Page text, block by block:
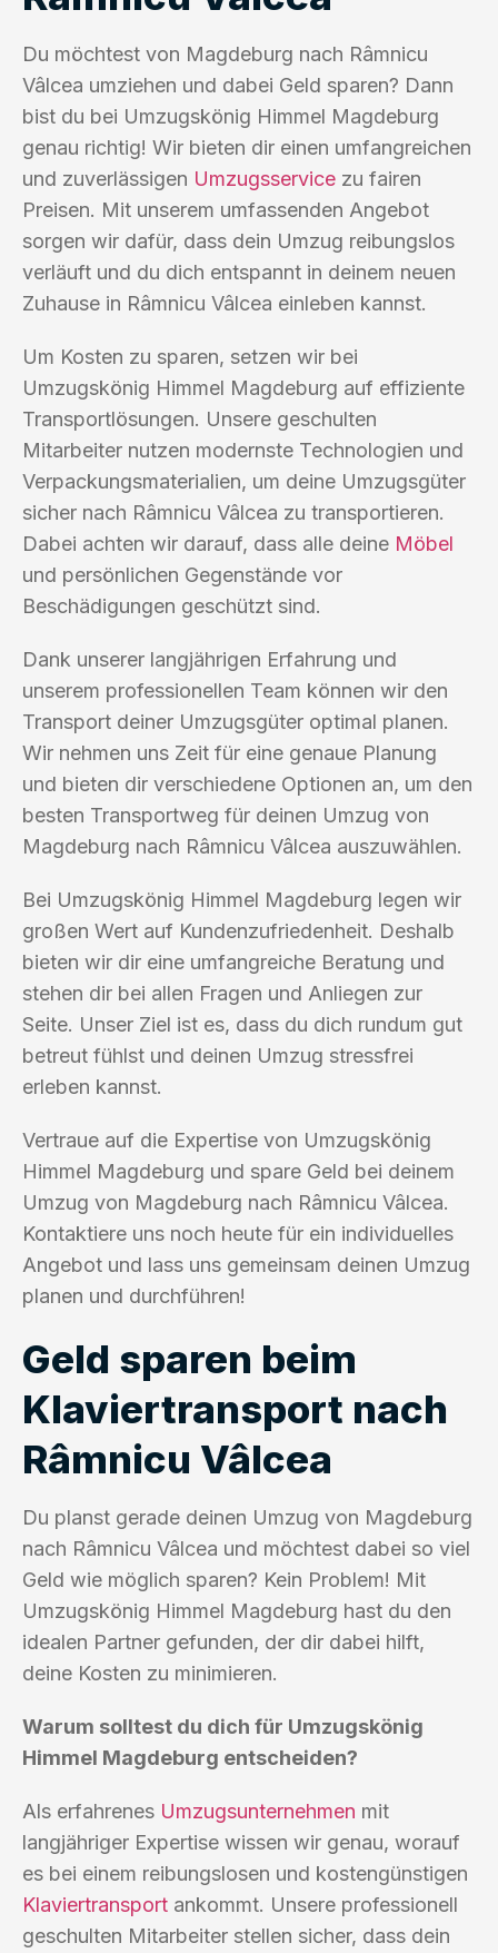
Du möchtest von Magdeburg nach Râmnicu
Vâlcea umziehen und dabei Geld sparen? Dann
bist du bei Umzugskönig Himmel Magdeburg
genau richtig! Wir bieten dir einen umfangreichen
und zuverlässigen Umzugsservice zu fairen
Preisen. Mit unserem umfassenden Angebot
sorgen wir dafür, dass dein Umzug reibungslos
verläuft und du dich entspannt in deinem neuen
Zuhause in Râmnicu Vâlcea einleben kannst.
Um Kosten zu sparen, setzen wir bei
Umzugskönig Himmel Magdeburg auf effiziente
Transportlösungen. Unsere geschulten
Mitarbeiter nutzen modernste Technologien und
Verpackungsmaterialien, um deine Umzugsgüter
sicher nach Râmnicu Vâlcea zu transportieren.
Dabei achten wir darauf, dass alle deine Möbel
und persönlichen Gegenstände vor
Beschädigungen geschützt sind.
Dank unserer langjährigen Erfahrung und
unserem professionellen Team können wir den
Transport deiner Umzugsgüter optimal planen.
Wir nehmen uns Zeit für eine genaue Planung
und bieten dir verschiedene Optionen an, um den
besten Transportweg für deinen Umzug von
Magdeburg nach Râmnicu Vâlcea auszuwählen.
Bei Umzugskönig Himmel Magdeburg legen wir
großen Wert auf Kundenzufriedenheit. Deshalb
bieten wir dir eine umfangreiche Beratung und
stehen dir bei allen Fragen und Anliegen zur
Seite. Unser Ziel ist es, dass du dich rundum gut
betreut fühlst und deinen Umzug stressfrei
erleben kannst.
Vertraue auf die Expertise von Umzugskönig
Himmel Magdeburg und spare Geld bei deinem
Umzug von Magdeburg nach Râmnicu Vâlcea.
Kontaktiere uns noch heute für ein individuelles
Angebot und lass uns gemeinsam deinen Umzug
planen und durchführen!
Geld sparen beim
Klaviertransport nach
Râmnicu Vâlcea
Du planst gerade deinen Umzug von Magdeburg
nach Râmnicu Vâlcea und möchtest dabei so viel
Geld wie möglich sparen? Kein Problem! Mit
Umzugskönig Himmel Magdeburg hast du den
idealen Partner gefunden, der dir dabei hilft,
deine Kosten zu minimieren.
Warum solltest du dich für Umzugskönig
Himmel Magdeburg entscheiden?
Als erfahrenes Umzugsunternehmen mit
langjähriger Expertise wissen wir genau, worauf
es bei einem reibungslosen und kostengünstigen
Klaviertransport ankommt. Unsere professionell
geschulten Mitarbeiter stellen sicher, dass dein